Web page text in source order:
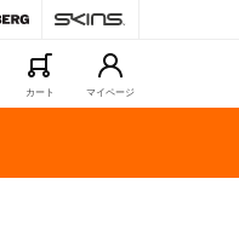
カート マイページ